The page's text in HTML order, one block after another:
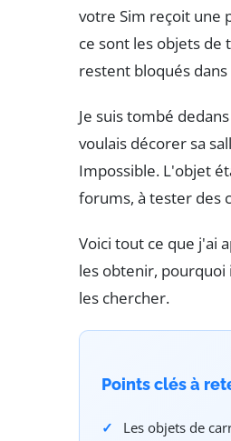
votre Sim reçoit une
ce sont les objets de
restent bloqués
Je suis tombé
voulais décorer sa
Impossible. L'objet
forums, à tester des
Voici tout ce que j'ai
les obtenir, pourquoi
les chercher.
Points clés à
Les objets de